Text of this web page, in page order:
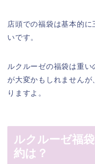
店頭での福袋は基本的
いです。
ルクルーゼの福袋は重
が大変かもしれません
りますよ。
ルクルーゼ福
約は？